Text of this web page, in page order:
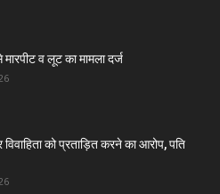
मारपीट व लूट का मामला दर्ज
को प्रताड़ित करने का आरोप, पति